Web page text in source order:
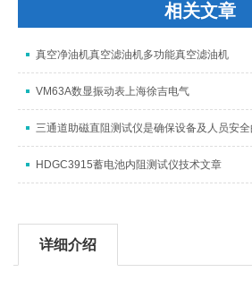
相关文章
真空净油机真空滤油机多功能真空滤油机
VM63A数显振动表上海徐吉电气
三通道助磁直阻测试仪是确保设备及人员安全
HDGC3915蓄电池内阻测试仪技术文章
详细介绍